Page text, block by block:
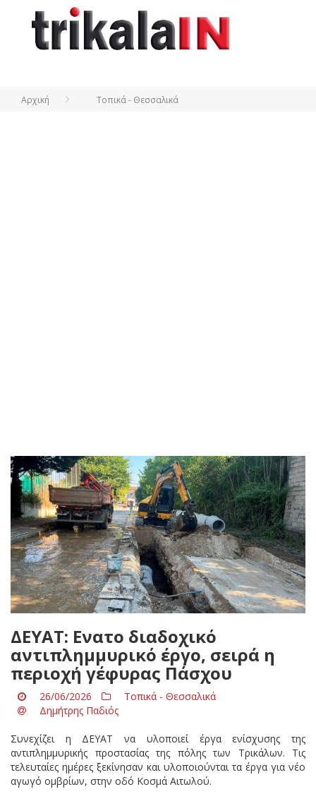
Αρχική Τοπικά - Θεσσαλικά
ΔΕΥΑΤ: Ενατο διαδοχικό
αντιπλημμυρικό έργο, σειρά η
περιοχή γέφυρας Πάσχου
26/06/2026
Τοπικά - Θεσσαλικά
Δημήτρης Παδιός
Συνεχίζει η ΔΕΥΑΤ να υλοποιεί έργα ενίσχυσης της
αντιπλημμυρικής προστασίας της πόλης των Τρικάλων. Τις
τελευταίες ημέρες ξεκίνησαν και υλοποιούνται τα έργα για νέο
αγωγό ομβρίων, στην οδό Κοσμά Αιτωλού.